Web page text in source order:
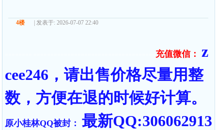
4楼 | 发表于: 2026-07-07 22:40
充值微信：
z
cee246，请出售价格尽量用整
数，方便在退的时候好计算。
原小桂林QQ被封： 最新QQ:306062913